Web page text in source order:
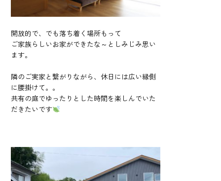
開放的で、でも落ち着く場所もって
ご家族らしいお家ができたな～としみじみ思い
ます。
隣のご実家と繋がりながら、休日には広い縁側
に腰掛けて。。
共有の庭でゆったりとした時間を楽しんでいた
だきたいです